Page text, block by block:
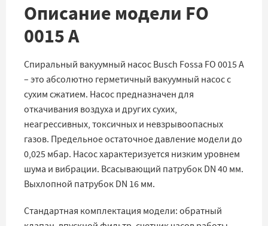
Описание модели FO
0015 A
Спиральный вакуумный насос Busch Fossa FO 0015 A
– это абсолютно герметичный вакуумный насос с
сухим сжатием. Насос предназначен для
откачивания воздуха и других сухих,
неагрессивных, токсичных и невзрывоопасных
газов. Предельное остаточное давление модели до
0,025 мбар. Насос характеризуется низким уровнем
шума и вибрации. Всасывающий патрубок DN 40 мм.
Выхлопной патрубок DN 16 мм.
Стандартная комплектация модели: обратный